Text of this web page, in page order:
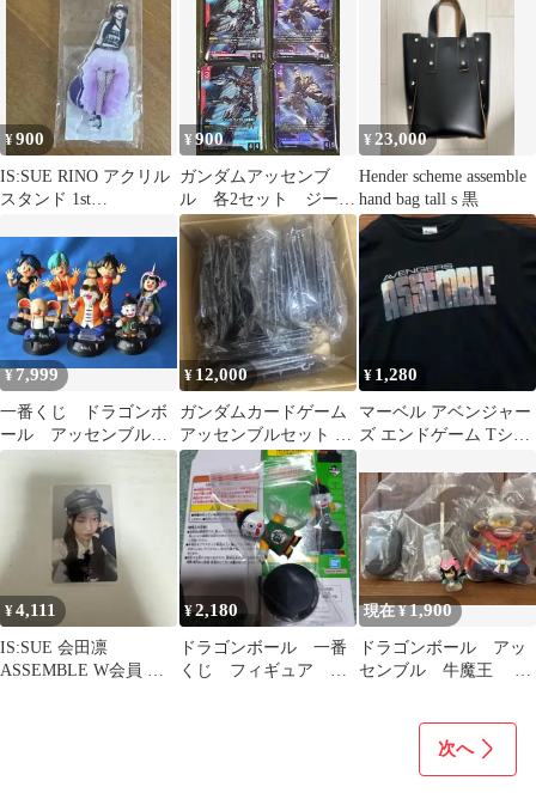
種セット
¥900
IS:SUE RINO アクリル
スタンド 1st
¥900
ガンダムアッセンブ
ル 各2セット ジーク
アクス 鉄血のオルフ
ェンズ
¥ 23,000
Hender scheme assemble
hand bag tall s 黒
¥7,999
一番くじ ドラゴンボ
ール アッセンブルコ
レクション 7体セット
販売
¥ 12,000
ガンダムカードゲーム
アッセンブルセット ガ
ンプラのみ
¥ 1,280
マーベル アベンジャー
ズ エンドゲーム Tシャ
公式古着
¥4,111
IS:SUE 会田凛
ASSEMBLE W会員 ト
¥2,180
ドラゴンボール 一番
くじ フィギュア ア
現在 ¥1,900
ドラゴンボール アッ
センブル 牛魔王 超
次へ